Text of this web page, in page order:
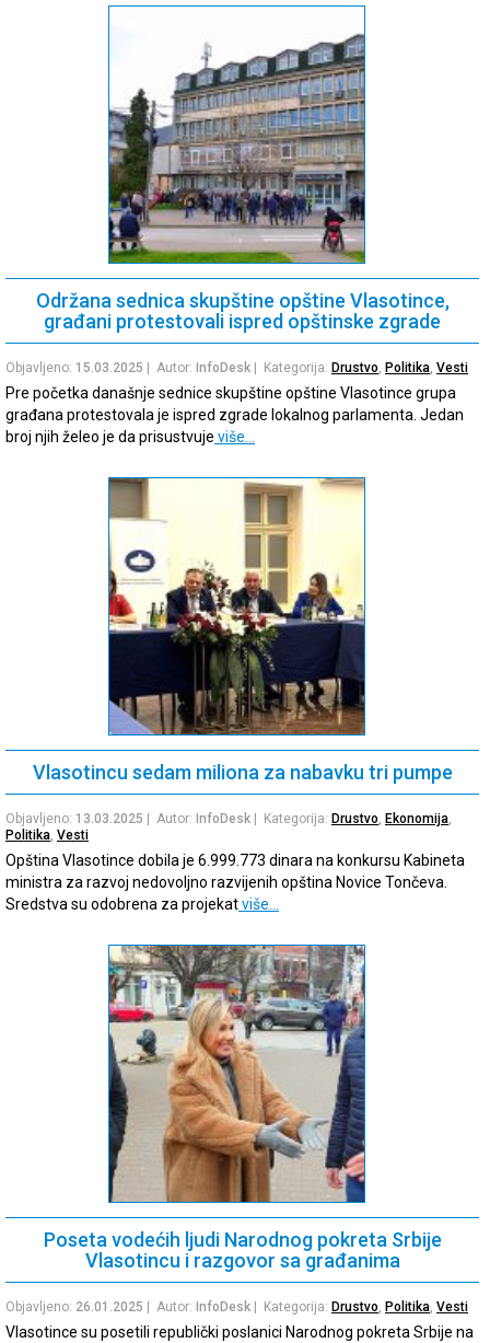
Održana sednica skupštine opštine Vlasotince,
građani protestovali ispred opštinske zgrade
Objavljeno: 15.03.2025 | Autor: InfoDesk | Kategorija: Drustvo, Politika, Vesti
Pre početka današnje sednice skupštine opštine Vlasotince grupa
građana protestovala je ispred zgrade lokalnog parlamenta. Jedan
broj njih želeo je da prisustvuje više…
Vlasotincu sedam miliona za nabavku tri pumpe
Objavljeno: 13.03.2025 | Autor: InfoDesk | Kategorija: Drustvo, Ekonomija,
Politika, Vesti
Opština Vlasotince dobila je 6.999.773 dinara na konkursu Kabineta
ministra za razvoj nedovoljno razvijenih opština Novice Tončeva.
Sredstva su odobrena za projekatviše…
Poseta vodećih ljudi Narodnog pokreta Srbije
Vlasotincu i razgovor sa građanima
Objavljeno: 26.01.2025 | Autor: InfoDesk | Kategorija: Drustvo Politika Vesti
Vlasotince su posetili republički poslanici Narodnog pokreta Srbije na